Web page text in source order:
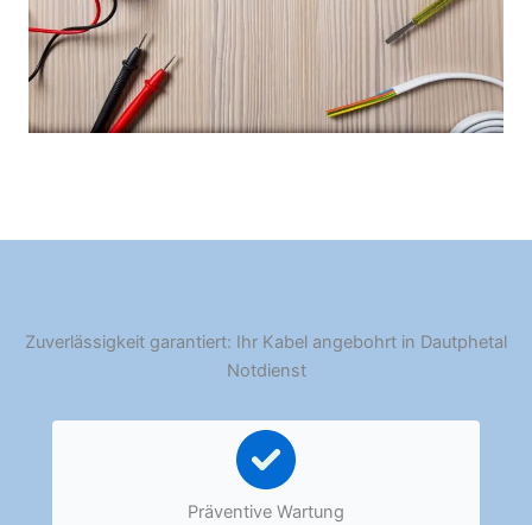
Zuverlässigkeit garantiert: Ihr Kabel angebohrt in Dautphetal
Notdienst
Präventive Wartung